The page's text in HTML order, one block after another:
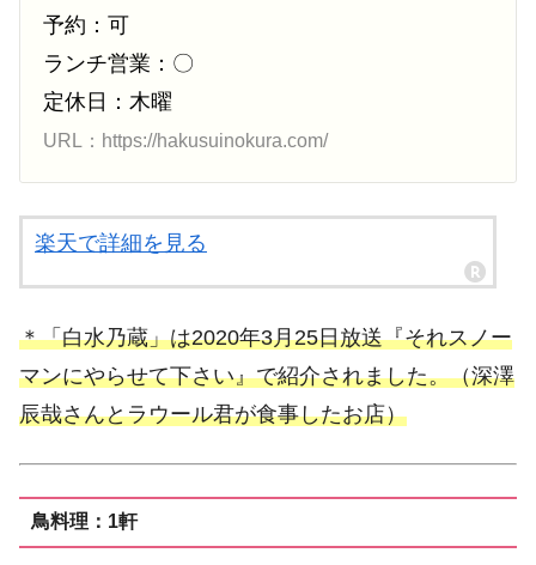
予約：可
ランチ営業：〇
定休日：木曜
URL：https://hakusuinokura.com/
楽天で詳細を見る
＊「白水乃蔵」は2020年3月25日放送『それスノー
マンにやらせて下さい』で紹介されました。（深澤
辰哉さんとラウール君が食事したお店）
鳥料理：1軒